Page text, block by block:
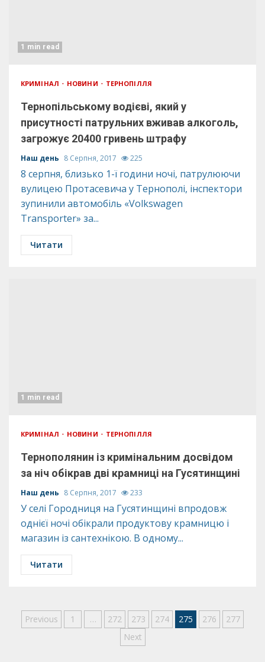
1 min read
КРИМІНАЛ НОВИНИ ТЕРНОПІЛЛЯ
Тернопільському водієві, який у
присутності патрульних вживав алкоголь,
загрожує 20400 гривень штрафу
Наш день 8 Серпня, 2017 225
8 серпня, близько 1-ї години ночі, патрулюючи
вулицею Протасевича у Тернополі, інспектори
зупинили автомобіль «Volkswagen
Transporter» за...
Читати
1 min read
КРИМІНАЛ НОВИНИ ТЕРНОПІЛЛЯ
Тернополянин із кримінальним досвідом
за ніч обікрав дві крамниці на Гусятинщині
Наш день 8 Серпня, 2017 233
У селі Городниця на Гусятинщині впродовж
однієї ночі обікрали продуктову крамницю і
магазин із сантехнікою. В одному...
Читати
Пагінація
Previous 1 … 272 273 274 275 276
277
Next